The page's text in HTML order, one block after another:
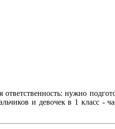
нужно
и девочек в 1 класс -